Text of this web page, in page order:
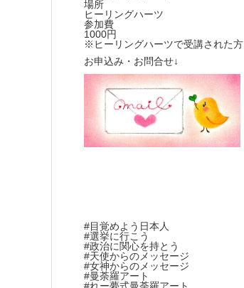
場所
ヒーリングハーツ
参加費
1000円
※ヒーリングハーツで受講された方
お申込み・お問合せ↓
#目覚めよう日本人
#選挙に行こう
#政治に関心を持とう
#天使からのメッセージ
#女神からのメッセージ
#曼荼羅アート